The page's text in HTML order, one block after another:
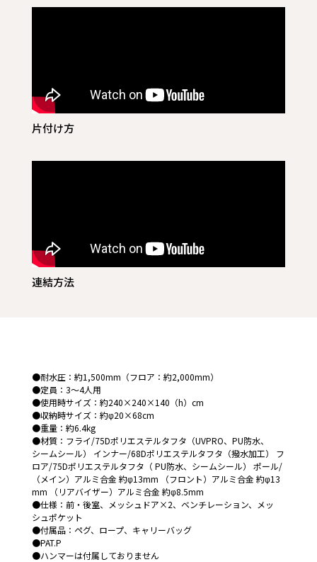
片付け方
連結方法
●耐水圧：約1,500mm（フロア：約2,000mm）
●定員：3～4人用
●使用時サイズ：約240×240×140（h）cm
●収納時サイズ：約φ20×68cm
●重量：約6.4kg
●材質：フライ/75Dポリエステルタフタ（UVPRO、PU防水、
シームシール） インナー/68Dポリエステルタフタ（撥水加工） フ
ロア/75Dポリエステルタフタ（ PU防水、シームシール） ポール/
（メイン）アルミ合金 約φ13mm （フロント）アルミ合金 約φ13
mm （リアバイザー）アルミ合金 約φ8.5mm
●仕様：前・後室、メッシュドア×2、ベンチレーション、メッ
シュポケット
●付属品：ペグ、ロープ、キャリーバッグ
●PAT.P
●ハンマーは付属しておりません